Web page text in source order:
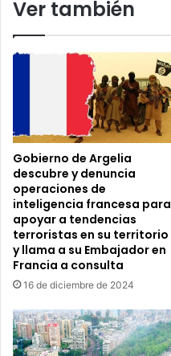
la
del
Maccabi
Ver también
Gobierno de Argelia
descubre y denuncia
operaciones de
inteligencia francesa para
apoyar a tendencias
terroristas en su territorio
y llama a su Embajador en
Francia a consulta
16 de diciembre de 2024